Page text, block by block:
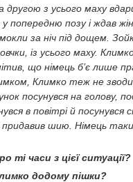
другою з усього маху
попередню позу і ждав
за ніч під дощем.
із усього маху.
що німець б’є лише
Климко теж не
посунувся на голову,
в повітрі й
шию. Німець
часи з цієї ситуації?
додому пішки?